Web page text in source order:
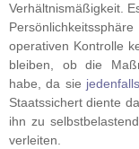
Verhältnismäßigkeit.
operativen Kontrolle
bleiben, ob die
habe, da sie jedenfalls
Staatssichert diente
ihn zu
verleiten.